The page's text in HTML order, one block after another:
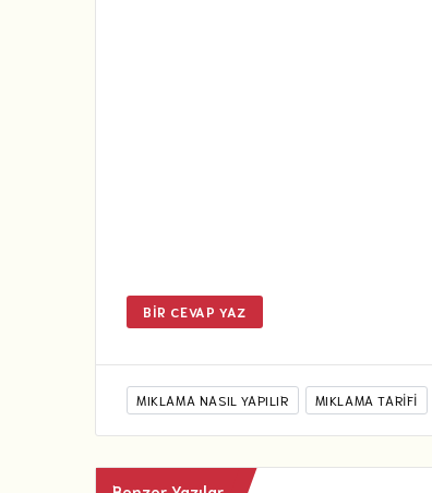
BIR CEVAP YAZ
MIKLAMA NASIL YAPILIR MIKLAMA TARIFI